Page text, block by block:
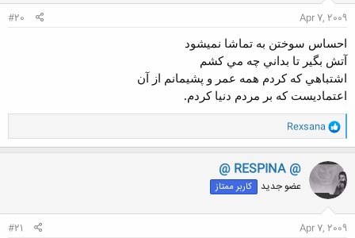
Apr 7, 2009
#20
احساس سوختن به تماشا نميشود
آتش بگير تا بداني چه مي کشم
اشتباهي که کردم همه عمر و پشيمانم از آن
اعتماديست که بر مردم دنيا کردم.
و
ا
ک
ن
ش
ه
ا
Rexsana
@ RESPINA @
عضو جدید کاربر ممتاز
Apr 7, 2009
#21